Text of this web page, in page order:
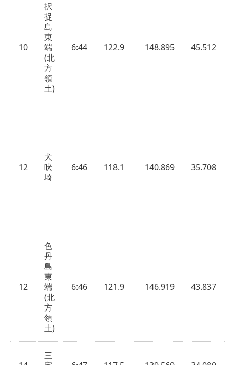
10
択
捉
島
東
端
(北
方
領
土)
6:44 122.9 148.895 45.512
12
犬
吠
埼
6:46 118.1 140.869 35.708
12
色
丹
島
東
端
(北
方
領
土)
6:46 121.9 146.919 43.837
三